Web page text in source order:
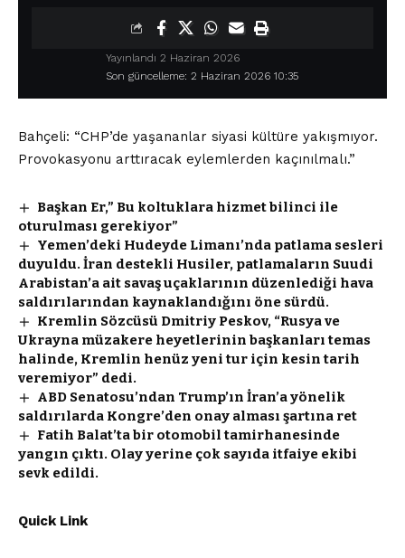
Son güncelleme: 2 Haziran 2026 10:35
Yayınlandı 2 Haziran 2026
Bahçeli: “CHP’de yaşananlar siyasi kültüre yakışmıyor.
Provokasyonu arttıracak eylemlerden kaçınılmalı.”
Başkan Er,” Bu koltuklara hizmet bilinci ile
oturulması gerekiyor”
Yemen’deki Hudeyde Limanı’nda patlama sesleri
duyuldu. İran destekli Husiler, patlamaların Suudi
Arabistan’a ait savaş uçaklarının düzenlediği hava
saldırılarından kaynaklandığını öne sürdü.
Kremlin Sözcüsü Dmitriy Peskov, “Rusya ve
Ukrayna müzakere heyetlerinin başkanları temas
halinde, Kremlin henüz yeni tur için kesin tarih
veremiyor” dedi.
ABD Senatosu’ndan Trump’ın İran’a yönelik
saldırılarda Kongre’den onay alması şartına ret
Fatih Balat’ta bir otomobil tamirhanesinde
yangın çıktı. Olay yerine çok sayıda itfaiye ekibi
sevk edildi.
Quick Link